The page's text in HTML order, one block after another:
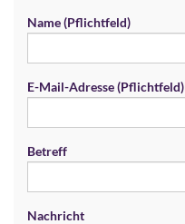
Name (Pflichtfeld)
E-Mail-Adresse (Pflichtfeld)
Betreff
Nachricht